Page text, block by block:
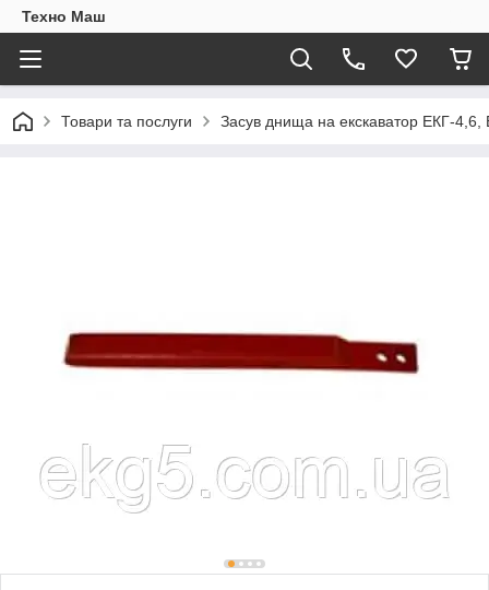
Техно Маш
Товари та послуги Засув днища на екскаватор ЕКГ-